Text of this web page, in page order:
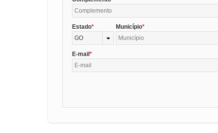
Estado
GO
Município
E-mail